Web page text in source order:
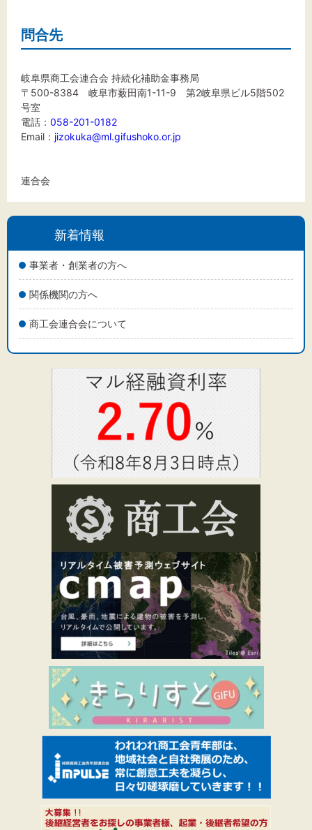
新着情報
事業者・創業者の方へ
関係機関の方へ
商工会連合会について
問合先
岐阜県商工会連合会 持続化補助金事務局
〒500-8384 岐阜市薮田南1-11-9 第2岐阜県ビル5階502
号室
電話： 058-201-0182
Email： jizokuka@ml.gifushoko.or.jp
連合会